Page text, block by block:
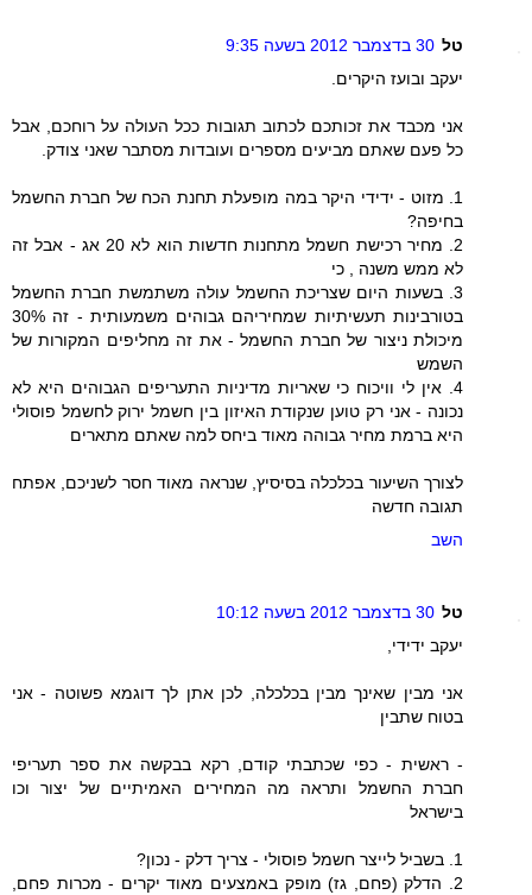
טל 30 בדצמבר 2012 בשעה 9:35
יעקב ובועז היקרים.
אני מכבד את זכותכם לכתוב תגובות ככל העולה על רוחכם, אבל
כל פעם שאתם מביעים מספרים ועובדות מסתבר שאני צודק.
1. מזוט - ידידי היקר במה מופעלת תחנת הכח של חברת החשמל
בחיפה?
2. מחיר רכישת חשמל מתחנות חדשות הוא לא 20 אג - אבל זה
לא ממש משנה , כי
3. בשעות היום שצריכת החשמל עולה משתמשת חברת החשמל
בטורבינות תעשיתיות שמחיריהם גבוהים משמעותית - זה 30%
מיכולת ניצור של חברת החשמל - את זה מחליפים המקורות של
השמש
4. אין לי וויכוח כי שאריות מדיניות התעריפים הגבוהים היא לא
נכונה - אני רק טוען שנקודת האיזון בין חשמל ירוק לחשמל פוסולי
היא ברמת מחיר גבוהה מאוד ביחס למה שאתם מתארים
לצורך השיעור בכלכלה בסיסיץ, שנראה מאוד חסר לשניכם, אפתח
תגובה חדשה
השב
טל 30 בדצמבר 2012 בשעה 10:12
יעקב ידידי,
אני מבין שאינך מבין בכלכלה, לכן אתן לך דוגמא פשוטה - אני
בטוח שתבין
- ראשית - כפי שכתבתי קודם, רקא בבקשה את ספר תעריפי
חברת החשמל ותראה מה המחירים האמיתיים של יצור וכו
בישראל
1. בשביל לייצר חשמל פוסולי - צריך דלק - נכון?
2. הדלק (פחם, גז) מופק באמצעים מאוד יקרים - מכרות פחם,